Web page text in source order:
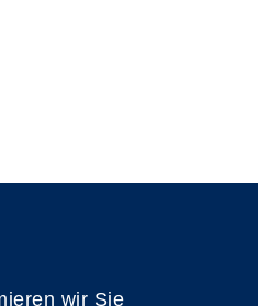
wir Sie